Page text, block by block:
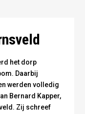
het dorp
Daarbij
werden volledig
Bernard Kapper,
Zij schreef